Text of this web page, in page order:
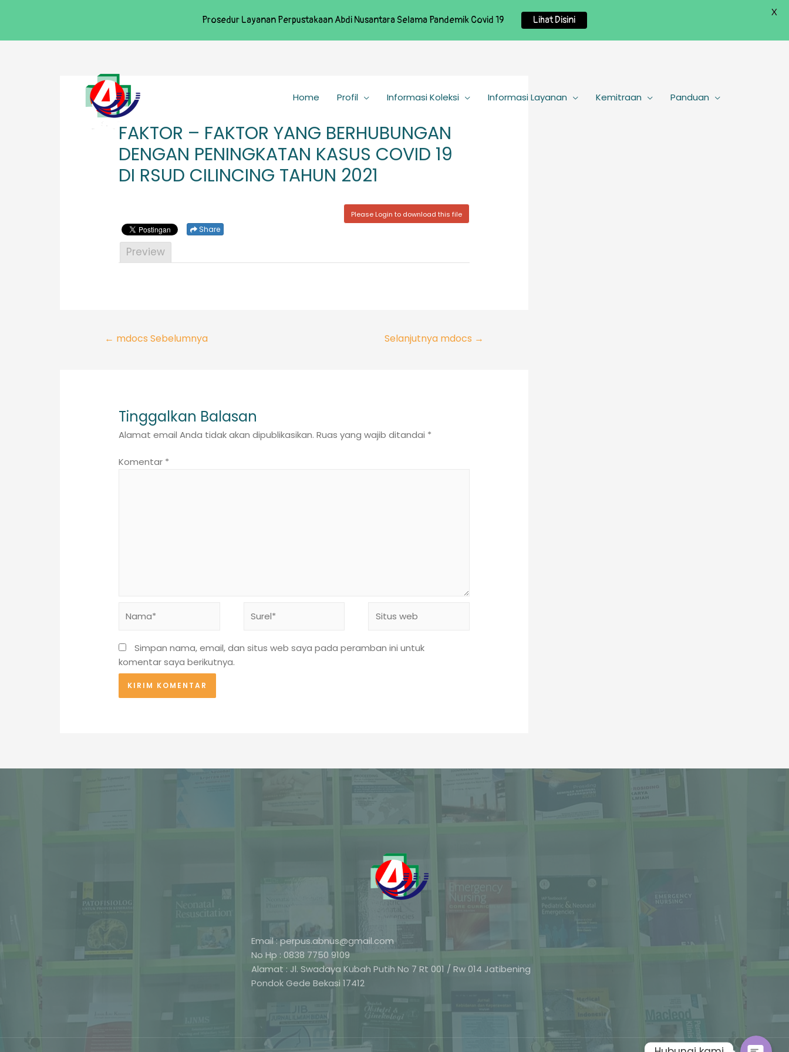
Home Profil Informasi Koleksi Informasi Layanan Kemitraan Panduan
FAKTOR – FAKTOR YANG BERHUBUNGAN
DENGAN PENINGKATAN KASUS COVID 19
DI RSUD CILINCING TAHUN 2021
Please Login to download this file
Share
Preview
Navigasi
← mdocs Sebelumnya Selanjutnya mdocs →
Tinggalkan Balasan
Alamat email Anda tidak akan dipublikasikan. Ruas yang wajib ditandai *
Komentar *
web
Simpan nama, email, dan situs web saya pada peramban ini untuk
komentar saya berikutnya.
Email : perpus.abnus@gmail.com
No Hp : 0838 7750 9109
Alamat : Jl. Swadaya Kubah Putih No 7 Rt 001 / Rw 014 Jatibening
Pondok Gede Bekasi 17412
Prosedur Layanan Perpustakaan Abdi Nusantara Selama Pandemik Covid 19 Lihat Disini
X
Phone